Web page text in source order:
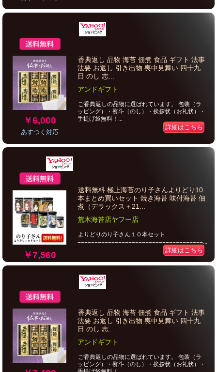
￥6,000
あすつく対応
香典返し 品物 海苔 佃煮 食品 ギフト 法事
法要 お返し 引き出物 喪中見舞い 四十九
日 のし 志...
アンドギフト
ご香典返しの品物に選ばれています。 包装（ラ
ッピング）・熨斗（のし）・挨拶状（お礼状）・
手提げ袋無料！...
詳細はこちら
￥7,560
送料無料 極上海苔のり子さんよりどり10
本まとめ買いセット 焼き海苔 味付海苔 佃
煮（デラックス＋21...
荒木海苔店ヤフー店
よりどりのり子さん１０本セット
=====================================...
詳細はこちら
香典返し 品物 海苔 佃煮 食品 ギフト 法事
法要 お返し 引き出物 喪中見舞い 四十九
日 のし 志...
アンドギフト
ご香典返しの品物に選ばれています。 包装（ラ
ッピング）・熨斗（のし）・挨拶状（お礼状）・